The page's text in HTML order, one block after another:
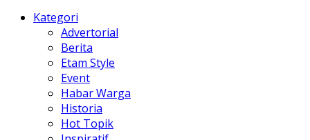
Kategori
Advertorial
Berita
Etam Style
Event
Habar Warga
Historia
Hot Topik